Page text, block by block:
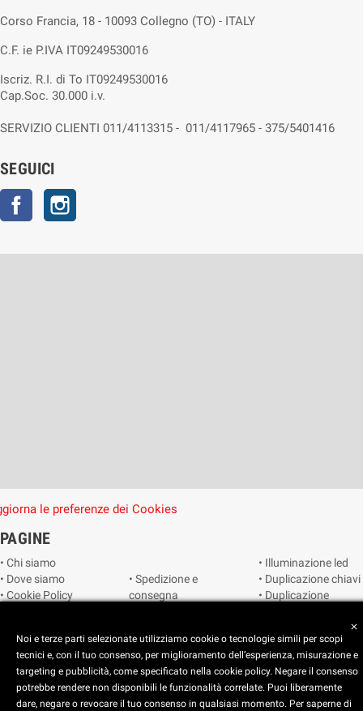
Corso Francia, 18 - 10093 Collegno (TO) - ITALY
C.F. ie P.IVA IT09249530016
Iscriz. R.I. di To IT09249530016
Cap.Soc. 30.000 i.v.
SERVIZIO CLIENTI 011/4113315 - 011/4117965 - 375/5401416
SEGUICI
Facebook
le preferenze dei Cookies
PAGINE
• Chi siamo
• Dove siamo
• Cookie Policy
preferenze dei
cookie
• Spedizione e
consegna
• Catalogo
• Illuminazione led
• Duplicazione chiavi
• Duplicazione
• Smart home
• Video sorveglianza
Copyright © 2025 CEART | Negozio di elettronica Torino
close
Noi e terze parti selezionate utilizziamo cookie o tecnologie simili per scopi
tecnici e, con il tuo consenso, per miglioramento dell’esperienza, misurazione e
targeting e pubblicità, come specificato nella cookie policy. Negare il consenso
potrebbe rendere non disponibili le funzionalità correlate. Puoi liberamente
dare, negare o revocare il tuo consenso in qualsiasi momento. Per saperne di